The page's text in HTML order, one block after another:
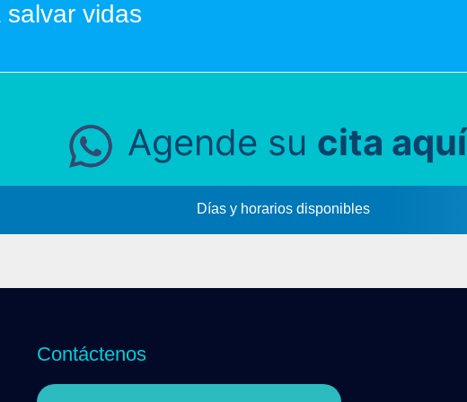
vidas
Agende su cita aquí
Días y horarios disponibles
Contáctenos